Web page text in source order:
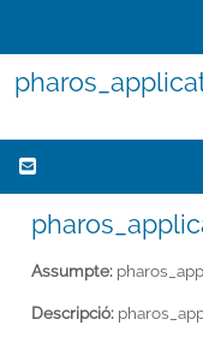
Assumpte:
Descripció: